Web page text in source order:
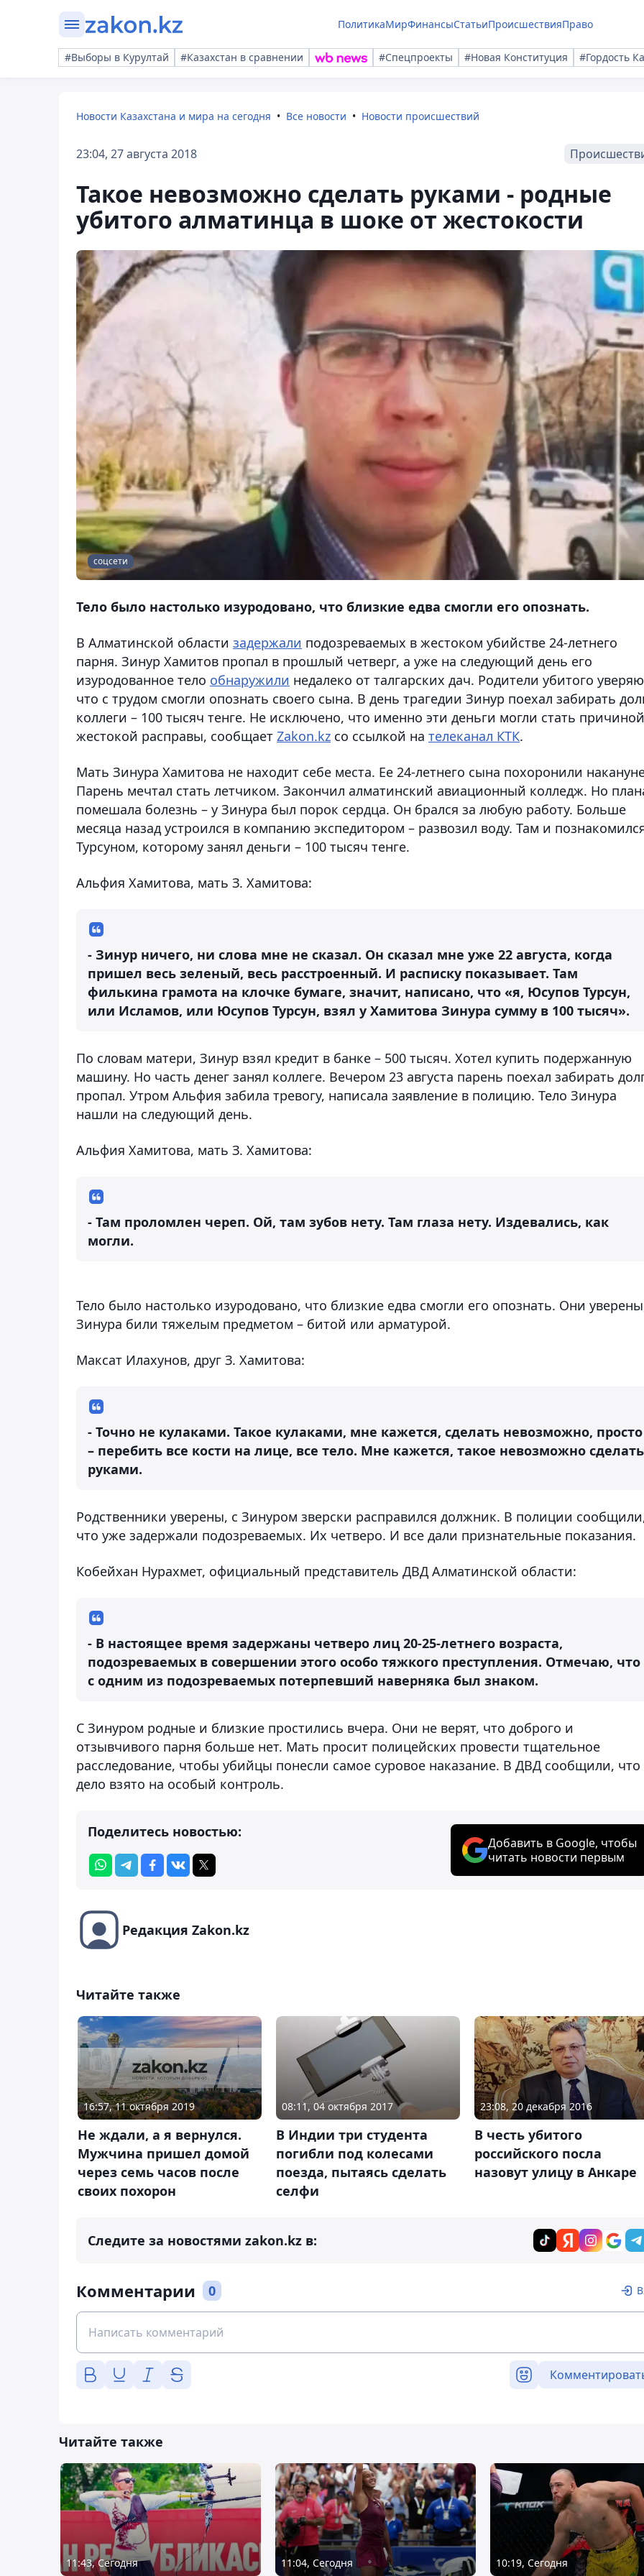
ПолитикаМирФинансыСтатьиПроисшествияПраво
#Выборы в Курултай #Казахстан в сравнении #Спецпроекты #Новая Конституция #Гордость
Новости Казахстана и мира на сегодня Все новости Новости происшествий
23:04, 27 августа 2018
Такое невозможно сделать руками - родные
убитого алматинца в шоке от жестокости
соцсети
Тело было настолько изуродовано, что близкие едва смогли его опознать.
В Алматинской области задержали подозреваемых в жестоком убийстве 24-летнего
парня. Зинур Хамитов пропал в прошлый четверг, а уже на следующий день его
изуродованное тело обнаружили недалеко от талгарских дач. Родители убитого
что с трудом смогли опознать своего сына. В день трагедии Зинур поехал забирать
коллеги – 100 тысяч тенге. Не исключено, что именно эти деньги могли стать причиной
жестокой расправы, сообщает Zakon.kz со ссылкой на телеканал КТК.
Мать Зинура Хамитова не находит себе места. Ее 24-летнего сына похоронили
Парень мечтал стать летчиком. Закончил алматинский авиационный колледж. Но
помешала болезнь – у Зинура был порок сердца. Он брался за любую работу. Больше
месяца назад устроился в компанию экспедитором – развозил воду. Там и
Турсуном, которому занял деньги – 100 тысяч тенге.
Альфия Хамитова, мать З. Хамитова:
- Зинур ничего, ни слова мне не сказал. Он сказал мне уже 22 августа, когда
пришел весь зеленый, весь расстроенный. И расписку показывает. Там
филькина грамота на клочке бумаге, значит, написано, что «я, Юсупов Турсун,
или Исламов, или Юсупов Турсун, взял у Хамитова Зинура сумму в 100 тысяч».
По словам матери, Зинур взял кредит в банке – 500 тысяч. Хотел купить подержанную
машину. Но часть денег занял коллеге. Вечером 23 августа парень поехал забирать
пропал. Утром Альфия забила тревогу, написала заявление в полицию. Тело Зинура
нашли на следующий день.
Альфия Хамитова, мать З. Хамитова:
- Там проломлен череп. Ой, там зубов нету. Там глаза нету. Издевались, как
могли.
Тело было настолько изуродовано, что близкие едва смогли его опознать. Они
Зинура били тяжелым предметом – битой или арматурой.
Максат Илахунов, друг З. Хамитова:
- Точно не кулаками. Такое кулаками, мне кажется, сделать невозможно, просто
– перебить все кости на лице, все тело. Мне кажется, такое невозможно сделать
руками.
Родственники уверены, с Зинуром зверски расправился должник. В полиции
что уже задержали подозреваемых. Их четверо. И все дали признательные показания.
Кобейхан Нурахмет, официальный представитель ДВД Алматинской области:
- В настоящее время задержаны четверо лиц 20-25-летнего возраста,
подозреваемых в совершении этого особо тяжкого преступления. Отмечаю, что
с одним из подозреваемых потерпевший наверняка был знаком.
С Зинуром родные и близкие простились вчера. Они не верят, что доброго и
отзывчивого парня больше нет. Мать просит полицейских провести тщательное
расследование, чтобы убийцы понесли самое суровое наказание. В ДВД сообщили, что
дело взято на особый контроль.
Поделитесь новостью:
Добавить в Google, чтобы
читать новости первым
Редакция Zakon.kz
Читайте также
16:57, 11 октября 2019
Не ждали, а я вернулся.
Мужчина пришел домой
через семь часов после
своих похорон
08:11, 04 октября 2017
В Индии три студента
погибли под колесами
поезда, пытаясь сделать
селфи
23:08, 20 декабря 2016
В честь убитого
российского посла
назовут улицу в Анкаре
Следите за новостями zakon.kz в:
Комментарии 0
Читайте также
11:43, Сегодня 11:04, Сегодня 10:19, Сегодня